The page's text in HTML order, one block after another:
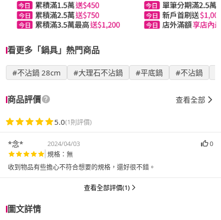
看更多「鍋具」熱門商品
#不沾鍋 28cm #大理石不沾鍋 #平底鍋 #不沾鍋
商品評價 查看全部
5.0(1則評價)
*念* 2024/04/03
0
規格：無
收到物品有些擔心不符合想要的規格，還好很不錯。
查看全部評價(1)
圖文詳情